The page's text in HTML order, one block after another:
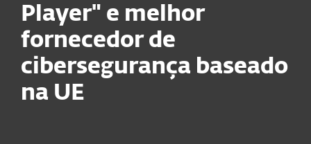
Player" e melhor
fornecedor de
cibersegurança baseado
na UE